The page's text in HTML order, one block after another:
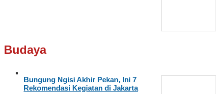
Budaya
Bungung Ngisi Akhir Pekan, Ini 7
Rekomendasi Kegiatan di Jakarta